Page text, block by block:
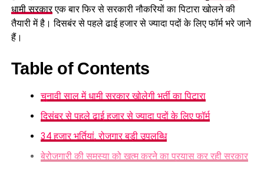
राज्यवार कवरेज
इस भर्ती के तहत नियुक्तियां इन राज्यों में होंगी:
असम
दिल्ली
गोवा
गुजरात
कर्नाटक
धामी सरकारएक बार फिर से सरकारी नौकरियों का पिटारा खोलने की
तैयारी में है। दिसबंर से पहले ढाई हजार से ज्यादा पदों के लिए फॉर्म भरे जाने
हैं।
Table of Contents
चुनावी साल में धामी सरकार खोलेगी भर्ती का पिटारा
दिसंबर से पहले ढाई हजार से ज्यादा पदों के लिए फॉर्म
34 हजार भर्तियां, रोजगार बड़ी उपलब्धि
बेरोजगारी की समस्या को खत्म करने का प्रयास कर रही सरकार